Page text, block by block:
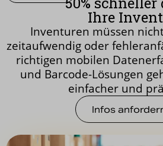
Nachrichten
Karriere
Ihre
Inventuren müssen
zeitaufwendig oder
richtigen mobilen
und Barcode-Lösungen
einfacher und
Infos